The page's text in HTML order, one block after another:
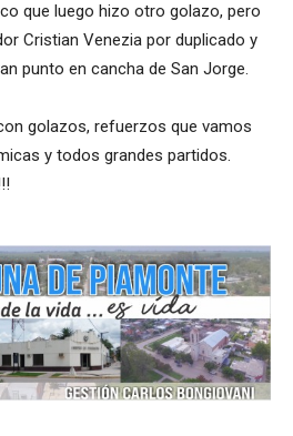
que luego hizo otro golazo, pero
Cristian Venezia por duplicado y
punto en cancha de San Jorge.
golazos, refuerzos que vamos
y todos grandes partidos.